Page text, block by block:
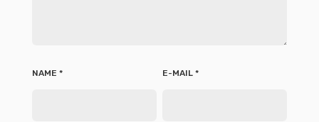
NAME * E-MAIL *